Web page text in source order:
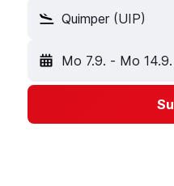
Quimper (UIP)
Mo 7.9. - Mo 14.9.